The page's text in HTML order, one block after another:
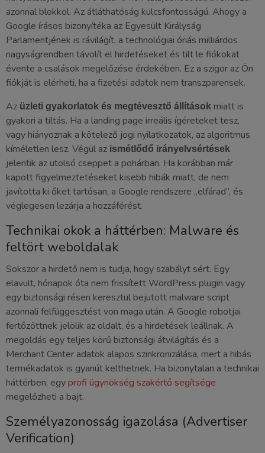
azonnal blokkol. Az átláthatóság kulcsfontosságú. Ahogy a
Google írásos bizonyítéka az Egyesült Királyság
Parlamentjének is rávilágít, a technológiai óriás milliárdos
nagyságrendben távolít el hirdetéseket és tilt le fiókokat
évente a csalások megelőzése érdekében. Ez a szigor az Ön
fiókját is elérheti, ha a fizetési adatok nem transzparensek.
Az üzleti gyakorlatok és megtévesztő állítások miatt is
gyakori a tiltás. Ha a landing page irreális ígéreteket tesz,
vagy hiányoznak a kötelező jogi nyilatkozatok, az algoritmus
kíméletlen lesz. Végül az ismétlődő irányelvsértések
jelentik az utolsó cseppet a pohárban. Ha korábban már
kapott figyelmeztetéseket kisebb hibák miatt, de nem
javította ki őket tartósan, a Google rendszere „elfárad”, és
véglegesen lezárja a hozzáférést.
Technikai okok a háttérben: Malware és
feltört weboldalak
Sokszor a hirdető nem is tudja, hogy szabályt sért. Egy
elavult, hónapok óta nem frissített WordPress plugin vagy
egy biztonsági résen keresztül bejutott malware script
azonnali felfüggesztést von maga után. A Google robotjai
fertőzöttnek jelölik az oldalt, és a hirdetések leállnak. A
megoldás egy teljes körű biztonsági átvilágítás és a
Merchant Center adatok alapos szinkronizálása, mert a hibás
termékadatok is gyanút kelthetnek. Ha bizonytalan a technikai
háttérben, egyprofi ügynökség szakértő segítsége
megelőzheti a bajt.
Személyazonosság igazolása (Advertiser
Verification)